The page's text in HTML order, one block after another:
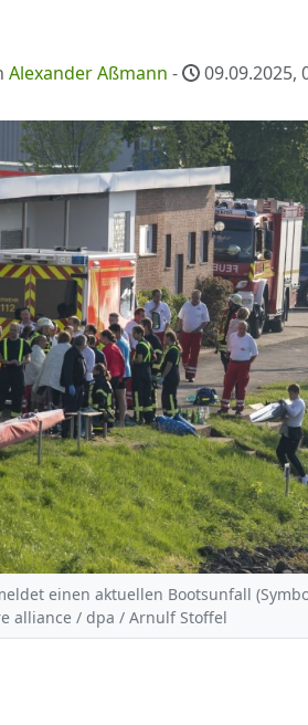
Alexander Aßmann - 09.09.2025,
einen aktuellen Bootsunfall
alliance / dpa / Arnulf Stoffel